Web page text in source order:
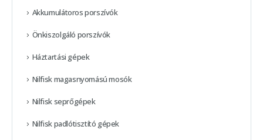
Akkumulátoros porszívók
Önkiszolgáló porszívók
Háztartási gépek
Nilfisk magasnyomású mosók
Nilfisk seprőgépek
Nilfisk padlótisztító gépek